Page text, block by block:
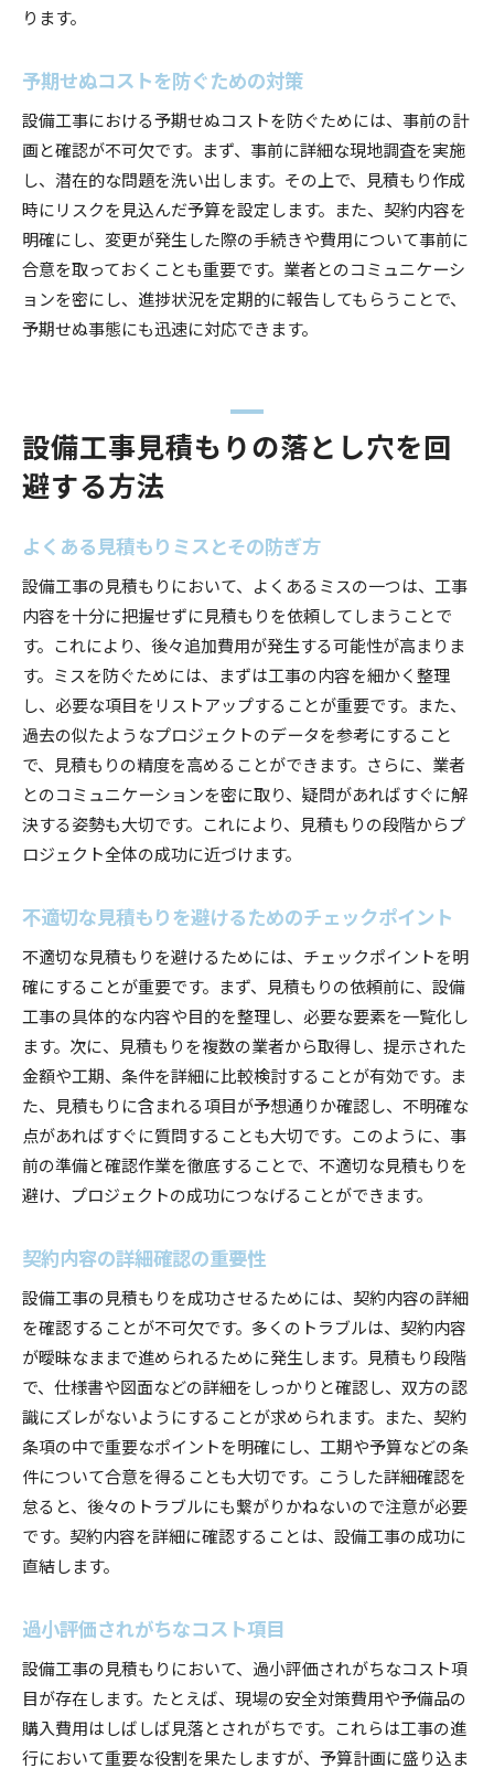
ります。
予期せぬコストを防ぐための対策
設備工事における予期せぬコストを防ぐためには、事前の計
画と確認が不可欠です。まず、事前に詳細な現地調査を実施
し、潜在的な問題を洗い出します。その上で、見積もり作成
時にリスクを見込んだ予算を設定します。また、契約内容を
明確にし、変更が発生した際の手続きや費用について事前に
合意を取っておくことも重要です。業者とのコミュニケーシ
ョンを密にし、進捗状況を定期的に報告してもらうことで、
予期せぬ事態にも迅速に対応できます。
設備工事見積もりの落とし穴を回
避する方法
よくある見積もりミスとその防ぎ方
設備工事の見積もりにおいて、よくあるミスの一つは、工事
内容を十分に把握せずに見積もりを依頼してしまうことで
す。これにより、後々追加費用が発生する可能性が高まりま
す。ミスを防ぐためには、まずは工事の内容を細かく整理
し、必要な項目をリストアップすることが重要です。また、
過去の似たようなプロジェクトのデータを参考にすること
で、見積もりの精度を高めることができます。さらに、業者
とのコミュニケーションを密に取り、疑問があればすぐに解
決する姿勢も大切です。これにより、見積もりの段階からプ
ロジェクト全体の成功に近づけます。
不適切な見積もりを避けるためのチェックポイント
不適切な見積もりを避けるためには、チェックポイントを明
確にすることが重要です。まず、見積もりの依頼前に、設備
工事の具体的な内容や目的を整理し、必要な要素を一覧化し
ます。次に、見積もりを複数の業者から取得し、提示された
金額や工期、条件を詳細に比較検討することが有効です。ま
た、見積もりに含まれる項目が予想通りか確認し、不明確な
点があればすぐに質問することも大切です。このように、事
前の準備と確認作業を徹底することで、不適切な見積もりを
避け、プロジェクトの成功につなげることができます。
契約内容の詳細確認の重要性
設備工事の見積もりを成功させるためには、契約内容の詳細
を確認することが不可欠です。多くのトラブルは、契約内容
が曖昧なままで進められるために発生します。見積もり段階
で、仕様書や図面などの詳細をしっかりと確認し、双方の認
識にズレがないようにすることが求められます。また、契約
条項の中で重要なポイントを明確にし、工期や予算などの条
件について合意を得ることも大切です。こうした詳細確認を
怠ると、後々のトラブルにも繋がりかねないので注意が必要
です。契約内容を詳細に確認することは、設備工事の成功に
直結します。
過小評価されがちなコスト項目
設備工事の見積もりにおいて、過小評価されがちなコスト項
目が存在します。たとえば、現場の安全対策費用や予備品の
購入費用はしばしば見落とされがちです。これらは工事の進
行において重要な役割を果たしますが、予算計画に盛り込ま